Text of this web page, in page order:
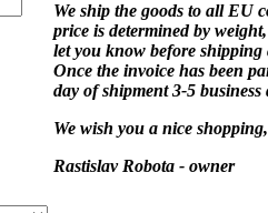
We ship the goods to all EU
price is determined by
let you know before
Once the invoice has been
day of shipment 3-5 business
We wish you a nice
Rastislav Robota - owner